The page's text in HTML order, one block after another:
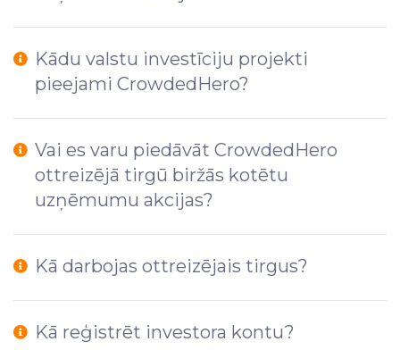
Kādu valstu investīciju projekti
pieejami CrowdedHero?
Vai es varu piedāvāt CrowdedHero
ottreizējā tirgū biržās kotētu
uzņēmumu akcijas?
Kā darbojas ottreizējais tirgus?
Kā reģistrēt investora kontu?